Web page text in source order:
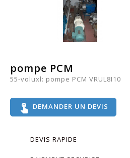
pompe PCM
55-voluxl: pompe PCM VRUL8I10
touch_app DEMANDER UN DEVIS
DEVIS RAPIDE